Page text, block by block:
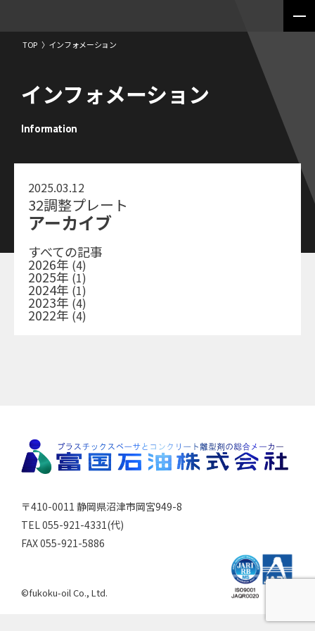
TOP 〉 インフォメーション
インフォメーション
Information
2025.03.12
32調整プレート
アーカイブ
すべての記事
2026年 (4)
2025年 (1)
2024年 (1)
2023年 (4)
2022年 (4)
〒410-0011 静岡県沼津市岡宮949-8
TEL 055-921-4331(代)
FAX 055-921-5886
©fukoku-oil Co., Ltd.